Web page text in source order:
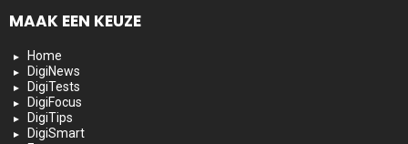
MAAK EEN KEUZE
Home
DigiNews
DigiTests
DigiFocus
DigiTips
DigiSmart